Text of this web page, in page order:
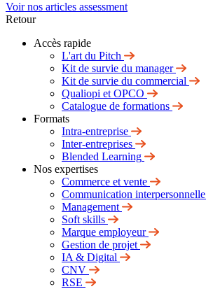
Voir nos articles assessment
Retour
Accès rapide
L'art du Pitch
Kit de survie du manager
Kit de survie du commercial
Qualiopi et OPCO
Catalogue de formations
Formats
Intra-entreprise
Inter-entreprises
Blended Learning
Nos expertises
Commerce et vente
Communication interpersonnelle
Management
Soft skills
Marque employeur
Gestion de projet
IA & Digital
CNV
RSE